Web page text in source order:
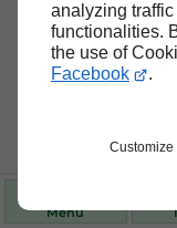
analyzing
functionalities.
the use of
Facebook
.
Customize
Menu
Nos